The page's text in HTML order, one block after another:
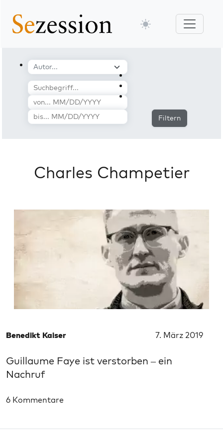
Filtern
Charles Champetier
Benedikt Kaiser 7. März 2019
Guillaume Faye ist verstorben – ein
Nachruf
6 Kommentare